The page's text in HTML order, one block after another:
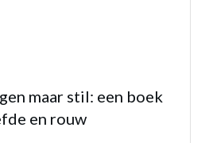
maar stil: een boek
en rouw